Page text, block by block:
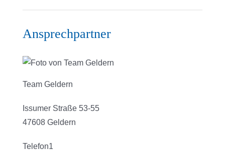
Ansprechpartner
Team Geldern
Issumer Straße 53-55
47608 Geldern
Telefon1